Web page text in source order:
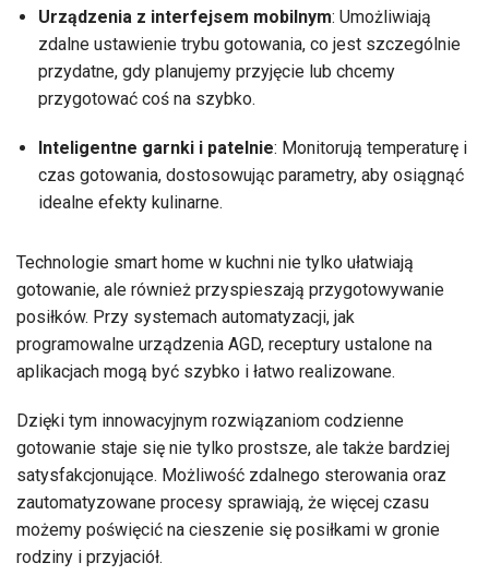
Urządzenia z interfejsem mobilnym: Umożliwiają
zdalne ustawienie trybu gotowania, co jest szczególnie
przydatne, gdy planujemy przyjęcie lub chcemy
przygotować coś na szybko.
Inteligentne garnki i patelnie: Monitorują temperaturę i
czas gotowania, dostosowując parametry, aby osiągnąć
idealne efekty kulinarne.
Technologie smart home w kuchni nie tylko ułatwiają
gotowanie, ale również przyspieszają przygotowywanie
posiłków. Przy systemach automatyzacji, jak
programowalne urządzenia AGD, receptury ustalone na
aplikacjach mogą być szybko i łatwo realizowane.
Dzięki tym innowacyjnym rozwiązaniom codzienne
gotowanie staje się nie tylko prostsze, ale także bardziej
satysfakcjonujące. Możliwość zdalnego sterowania oraz
zautomatyzowane procesy sprawiają, że więcej czasu
możemy poświęcić na cieszenie się posiłkami w gronie
rodziny i przyjaciół.